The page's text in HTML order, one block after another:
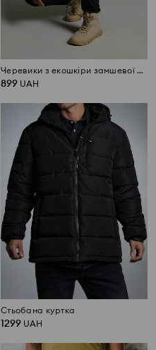
Черевики з екошкіри замшевої фактури
899 UAH
Стьобана куртка
1299 UAH